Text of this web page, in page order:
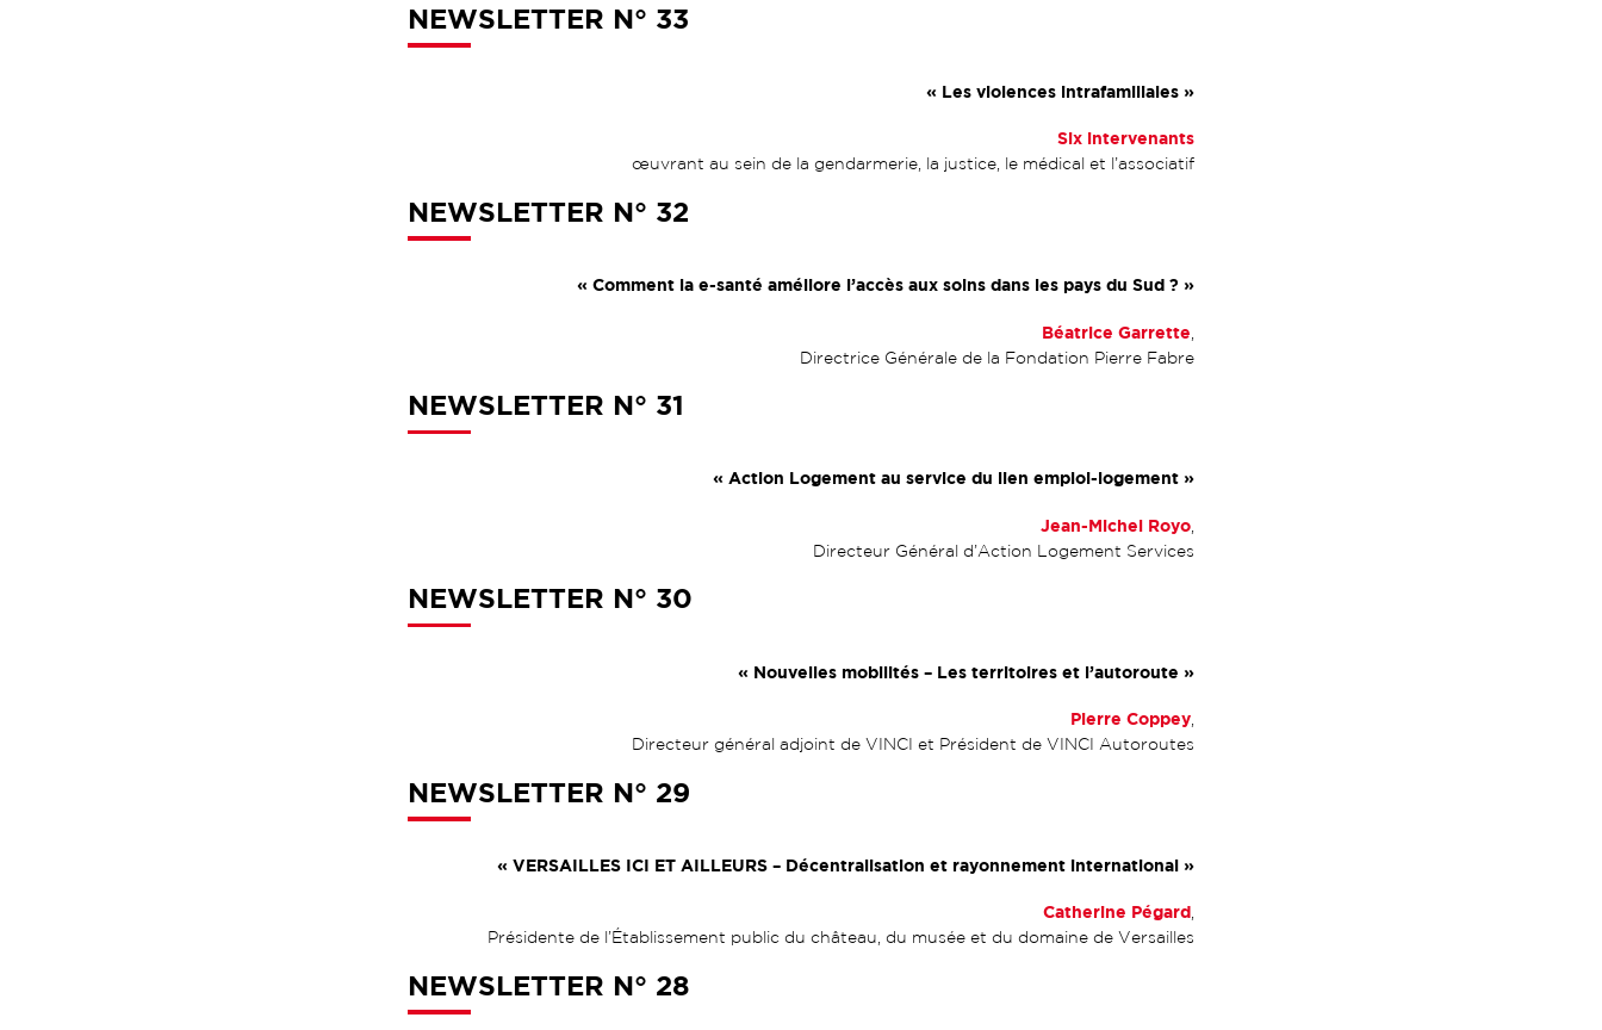
NEWSLETTER N° 33
« Les violences intrafamiliales »
Six intervenants
œuvrant au sein de la gendarmerie, la justice, le médical et l’associatif
NEWSLETTER N° 32
« Comment la e-santé améliore l’accès aux soins dans les pays du Sud ? »
Béatrice Garrette
Directrice Générale de la Fondation Pierre Fabre
NEWSLETTER N° 31
« Action Logement au service du lien emploi-logement »
Jean-Michel Royo
Directeur Général d’Action Logement Services
NEWSLETTER N° 30
« Nouvelles mobilités – Les territoires et l’autoroute »
Pierre Coppey
Directeur général adjoint de VINCI et Président de VINCI Autoroutes
NEWSLETTER N° 29
« VERSAILLES ICI ET AILLEURS – Décentralisation et rayonnement international »
Catherine Pégard,
Présidente de l’Établissement public du château, du musée et du domaine de Versailles
NEWSLETTER N° 28